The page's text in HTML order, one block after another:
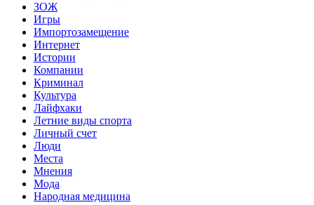
ЗОЖ
Игры
Импортозамещение
Интернет
Истории
Компании
Криминал
Культура
Лайфхаки
Летние виды спорта
Личный счет
Люди
Места
Мнения
Мода
Народная медицина